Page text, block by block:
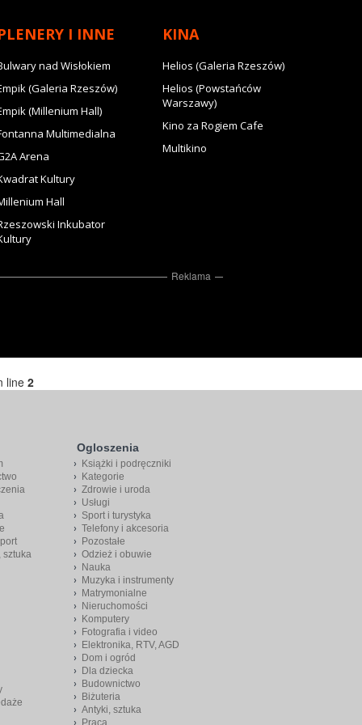
I INNE
nad Wisłokiem
(Galeria Rzeszów)
(Millenium Hall)
Multimedialna
Arena
Kultury
Hall
Inkubator
KINA
Helios (Galeria Rzeszów)
Helios (Powstańców
Warszawy)
Kino za Rogiem Cafe
Multikino
Reklama
line 2
sztuka
Ogloszenia
Książki i podręczniki
Kategorie
Zdrowie i uroda
Usługi
Sport i turystyka
Telefony i akcesoria
Pozostałe
Odzież i obuwie
Nauka
Muzyka i instrumenty
Matrymonialne
Nieruchomości
Komputery
Fotografia i video
Elektronika, RTV, AGD
Dom i ogród
Dla dziecka
Budownictwo
Biżuteria
Antyki, sztuka
Praca